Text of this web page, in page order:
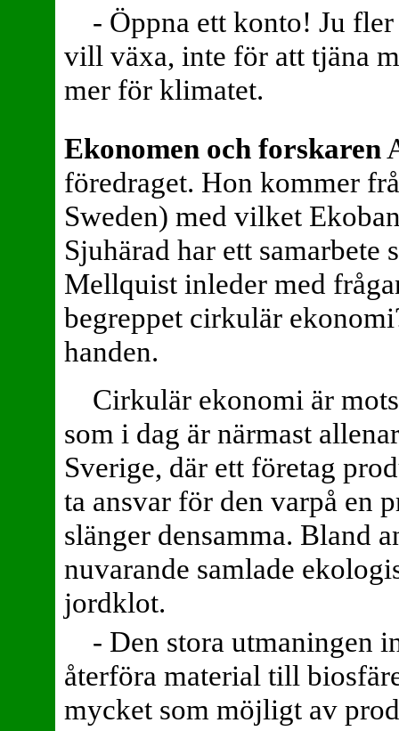
- Öppna ett konto! Ju
vill växa, inte för att tjäna
mer för klimatet.
Ekonomen och forskaren
föredraget. Hon kommer
Sweden) med vilket
Sjuhärad har ett
Mellquist inleder med
begreppet cirkulär
handen.
Cirkulär ekonomi är
som i dag är närmast
Sverige, där ett företag
ta ansvar för den varpå en
slänger densamma. Bland
nuvarande samlade
jordklot.
- Den stora utmaningen
återföra material till
mycket som möjligt av